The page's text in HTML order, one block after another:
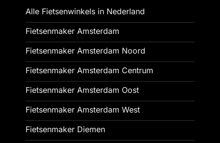
Alle Fietsenwinkels in Nederland
Fietsenmaker Amsterdam
Fietsenmaker Amsterdam Noord
Fietsenmaker Amsterdam Centrum
Fietsenmaker Amsterdam Oost
Fietsenmaker Amsterdam West
Fietsenmaker Diemen